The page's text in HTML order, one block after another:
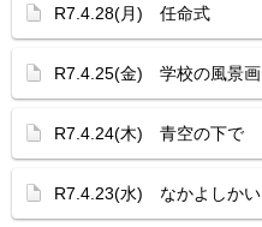
R7.4.28(月) 任命式
R7.4.25(金) 学校の風景画
R7.4.24(木) 青空の下で
R7.4.23(水) なかよしかい